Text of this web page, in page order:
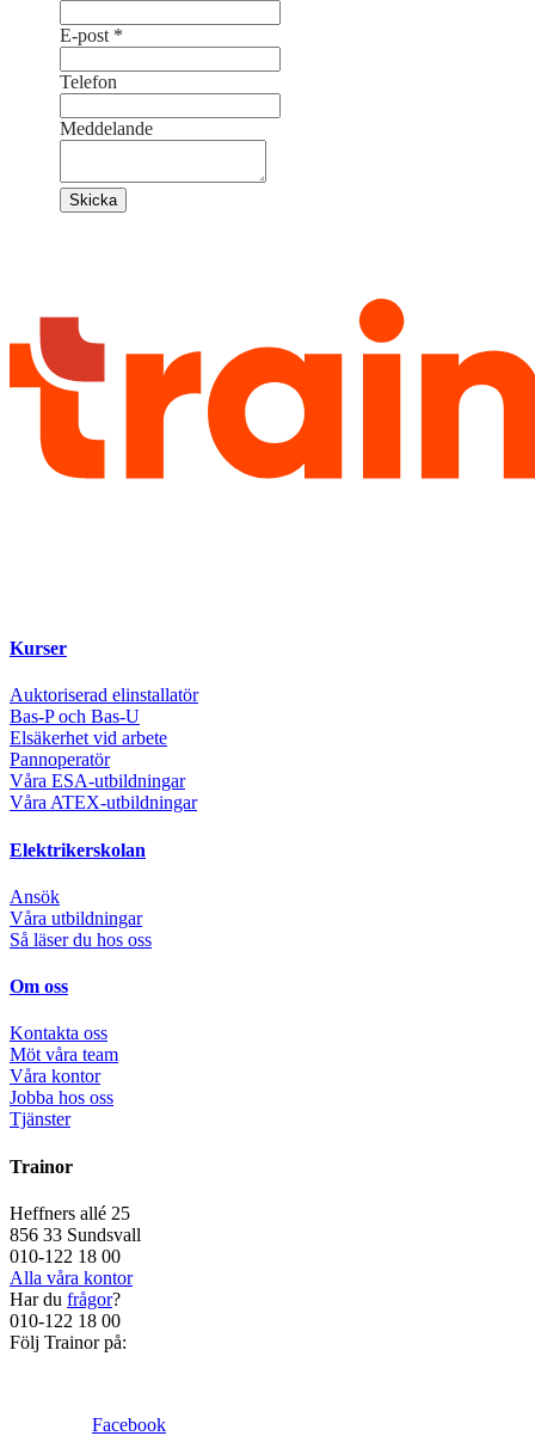
E-post *
Telefon
Meddelande
Skicka
Kurser
Auktoriserad elinstallatör
Bas-P och Bas-U
Elsäkerhet vid arbete
Pannoperatör
Våra ESA-utbildningar
Våra ATEX-utbildningar
Elektrikerskolan
Ansök
Våra utbildningar
Så läser du hos oss
Om oss
Kontakta oss
Möt våra team
Våra kontor
Jobba hos oss
Tjänster
Trainor
Heffners allé 25
856 33 Sundsvall
010-122 18 00
Alla våra kontor
Har du frågor?
010-122 18 00
Följ Trainor på:
Facebook